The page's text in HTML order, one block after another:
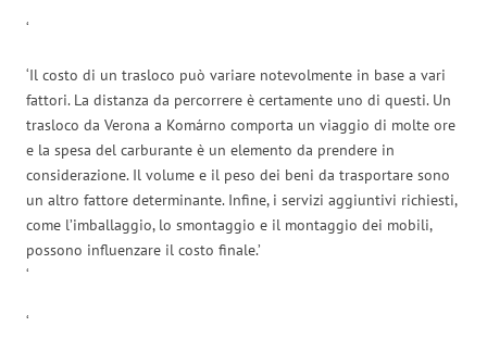
‘
‘Il costo di un trasloco può variare notevolmente in base a vari
fattori. La distanza da percorrere è certamente uno di questi. Un
trasloco da Verona a Komárno comporta un viaggio di molte ore
e la spesa del carburante è un elemento da prendere in
considerazione. Il volume e il peso dei beni da trasportare sono
un altro fattore determinante. Infine, i servizi aggiuntivi richiesti,
come l’imballaggio, lo smontaggio e il montaggio dei mobili,
possono influenzare il costo finale.’
‘
‘